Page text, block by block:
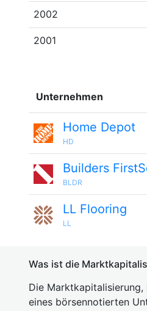
2002
2001
Unternehmen
Home Depot
HD
Builders
BLDR
LL Flooring
LL
Was ist die
Die
eines börsennotierten